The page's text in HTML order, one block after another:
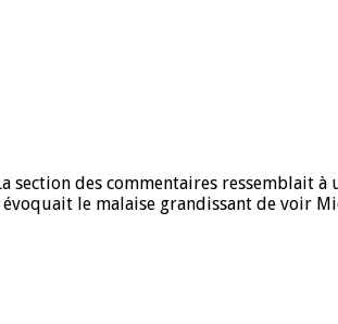
section des commentaires ressemblait
le malaise grandissant de voir